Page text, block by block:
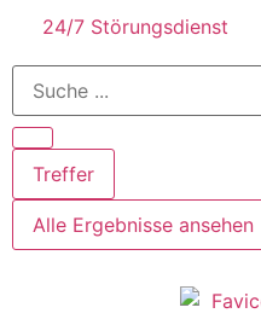
24/7 Störungsdienst
Treffer
Alle Ergebnisse ansehen